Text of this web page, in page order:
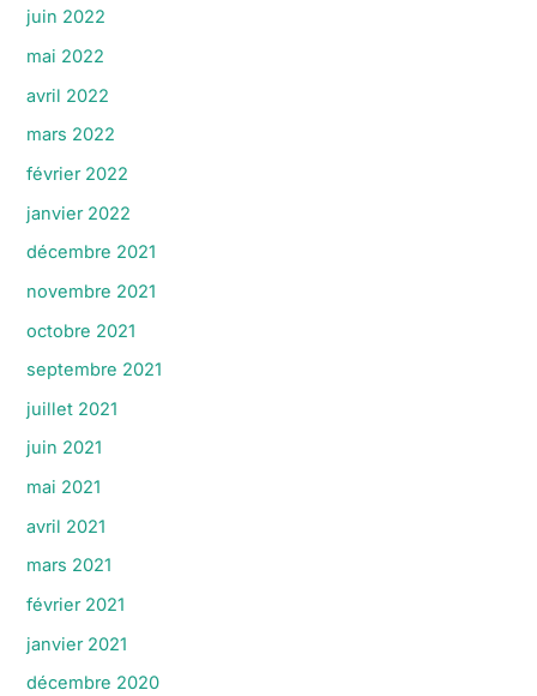
juin 2022
mai 2022
avril 2022
mars 2022
février 2022
janvier 2022
décembre 2021
novembre 2021
octobre 2021
septembre 2021
juillet 2021
juin 2021
mai 2021
avril 2021
mars 2021
février 2021
janvier 2021
décembre 2020